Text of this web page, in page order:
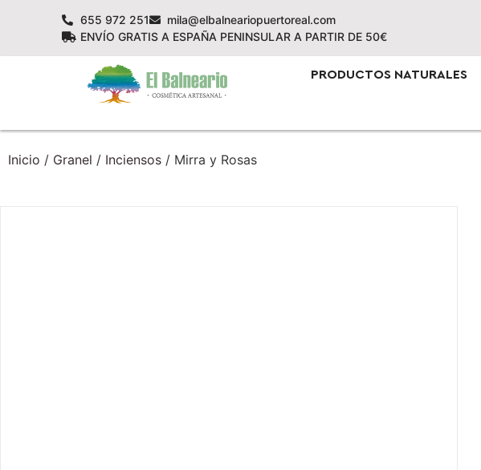
655 972 251
mila@elbalneariopuertoreal.com
ENVÍO GRATIS A ESPAÑA PENINSULAR A PARTIR DE 50€
PRODUCTOS NATURALES
Inicio / Granel / Inciensos / Mirra y Rosas